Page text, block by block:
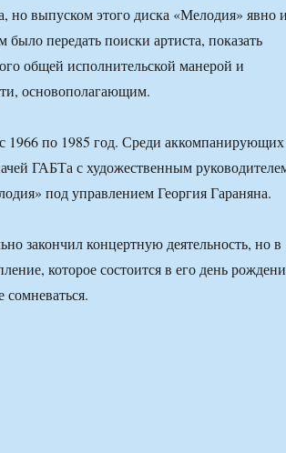
но выпуском этого диска «Мелодия» явно и
передать поиски артиста, показать
общей исполнительской манерой и
основополагающим.
1966 по 1985 год. Среди аккомпанирующих
ГАБТа с художественным
под управлением Георгия Гараняна.
закончил концертную деятельность, но в
которое состоится в его день